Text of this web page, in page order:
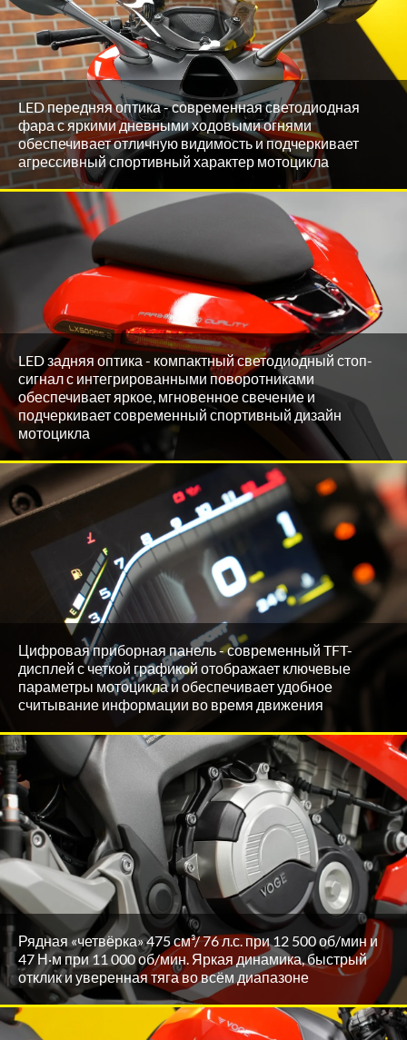
LED передняя оптика - современная светодиодная
фара с яркими дневными ходовыми огнями
обеспечивает отличную видимость и подчеркивает
агрессивный спортивный характер мотоцикла
LED задняя оптика - компактный светодиодный стоп-
сигнал с интегрированными поворотниками
обеспечивает яркое, мгновенное свечение и
подчеркивает современный спортивный дизайн
мотоцикла
Цифровая приборная панель - современный TFT-
дисплей с четкой графикой отображает ключевые
параметры мотоцикла и обеспечивает удобное
считывание информации во время движения
Рядная «четвёрка» 475 см³/ 76 л.с. при 12 500 об/мин и
47 Н·м при 11 000 об/мин. Яркая динамика, быстрый
отклик и уверенная тяга во всём диапазоне